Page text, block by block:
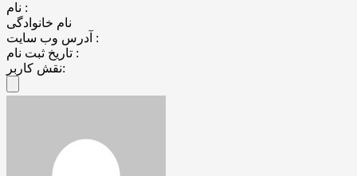
نام :
نام خانوادگی
آدرس وب سایت :
تاریخ ثبت نام :
نقش کاربر: